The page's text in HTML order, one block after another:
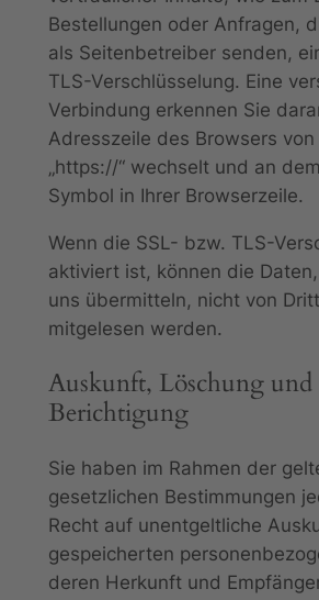
Bestellungen oder Anfragen,
als Seitenbetreiber senden,
TLS-Verschlüsselung. Eine
Verbindung erkennen Sie
Adresszeile des Browsers von
„https://“ wechselt und an
Symbol in Ihrer Browserzeile.
Wenn die SSL- bzw. TLS-
aktiviert ist, können die
uns übermitteln, nicht von
mitgelesen werden.
Auskunft, Löschung und
Berichtigung
Sie haben im Rahmen der
gesetzlichen Bestimmungen
Recht auf unentgeltliche
gespeicherten
deren Herkunft und